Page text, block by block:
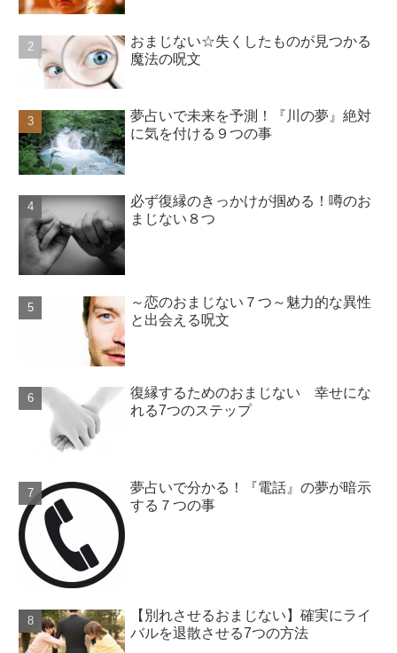
おまじない☆失くしたものが見つかる
魔法の呪文
夢占いで未来を予測！『川の夢』絶対
に気を付ける９つの事
必ず復縁のきっかけが掴める！噂のお
まじない８つ
～恋のおまじない７つ～魅力的な異性
と出会える呪文
復縁するためのおまじない 幸せにな
れる7つのステップ
夢占いで分かる！『電話』の夢が暗示
する７つの事
【別れさせるおまじない】確実にライ
バルを退散させる7つの方法